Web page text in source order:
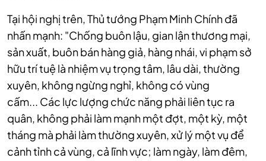
Tại hội nghị trên, Thủ tướng Phạm Minh Chính đã
nhấn mạnh: "Chống buôn lậu, gian lận thương mại,
sản xuất, buôn bán hàng giả, hàng nhái, vi phạm sở
hữu trí tuệ là nhiệm vụ trọng tâm, lâu dài, thường
xuyên, không ngừng nghỉ, không có vùng
cấm... Các lực lượng chức năng phải liên tục ra
quân, không phải làm mạnh một đợt, một kỳ, một
tháng mà phải làm thường xuyên, xử lý một vụ để
cảnh tỉnh cả vùng, cả lĩnh vực; làm ngày, làm đêm,